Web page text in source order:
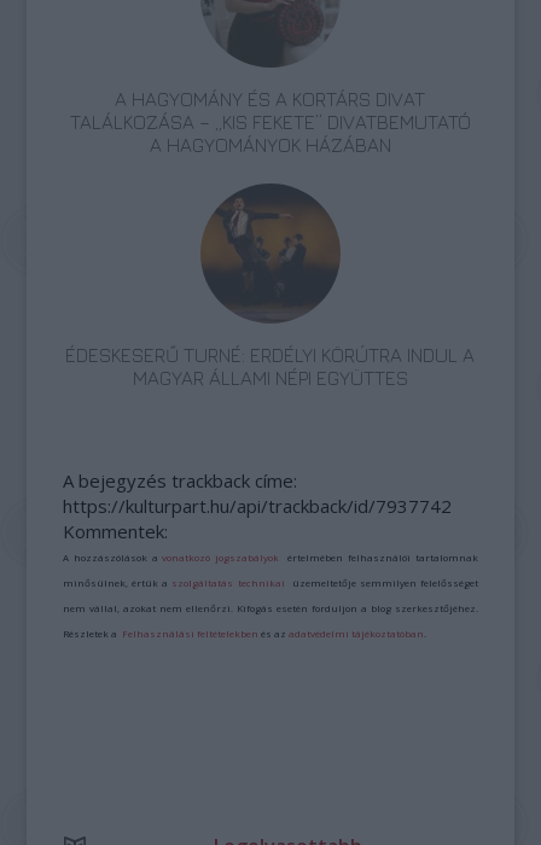
A HAGYOMÁNY ÉS A KORTÁRS DIVAT
TALÁLKOZÁSA – „KIS FEKETE” DIVATBEMUTATÓ
A HAGYOMÁNYOK HÁZÁBAN
ÉDESKESERŰ TURNÉ: ERDÉLYI KÖRÚTRA INDUL A
MAGYAR ÁLLAMI NÉPI EGYÜTTES
A bejegyzés trackback címe:
https://kulturpart.hu/api/trackback/id/7937742
Kommentek:
A hozzászólások avonatkozó jogszabályok értelmében felhasználói tartalomnak
minősülnek, értük a szolgáltatás technikai üzemeltetője semmilyen felelősséget
nem vállal, azokat nem ellenőrzi. Kifogás esetén forduljon a blog szerkesztőjéhez.
Részletek a Felhasználási feltételekben és azadatvédelmi tájékoztatóban